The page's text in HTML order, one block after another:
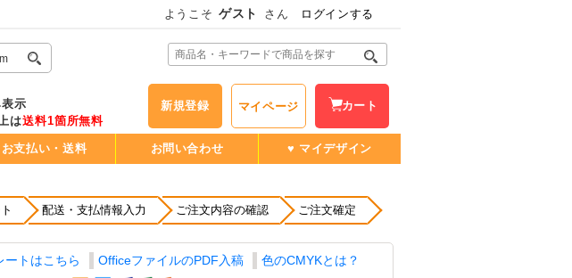
ようこそ ゲスト さん ログインする
示
は送料1箇所無料
新規登録 マイページ カート
お支払い・送料 お問い合わせ ♥ マイデザイン
配送・支払情報入力 ご注文内容の確認 ご注文確定
ートはこちら OfficeファイルのPDF入稿
色のCMYKとは？